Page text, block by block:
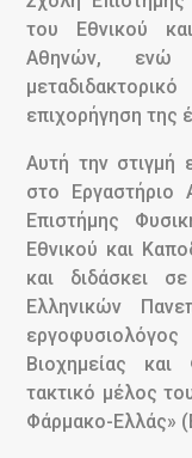
του Εθνικού
Αθηνών,
επιχορήγηση της
Αυτή την στιγμή
στο Εργαστήριο
Επιστήμης
Εθνικού και
και διδάσκει
Ελληνικών
Βιοχημείας
τακτικό μέλος
Φάρμακο-Ελλάς»